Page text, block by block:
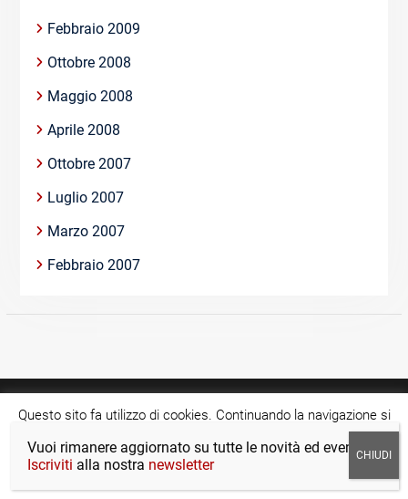
Febbraio 2009
Ottobre 2008
Maggio 2008
Aprile 2008
Ottobre 2007
Luglio 2007
Marzo 2007
Febbraio 2007
Copyright © >Tutti i diritti riservati.
Questo sito fa utilizzo di cookies. Continuando la navigazione si
acconsente all'utilizzo di tale tecnologia.
Cookie settings
ACCETTA
Vuoi rimanere aggiornato su tutte le novità ed eventi?
Iscriviti alla nostra newsletter